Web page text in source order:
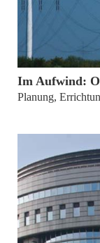
Im Aufwind:
Planung,